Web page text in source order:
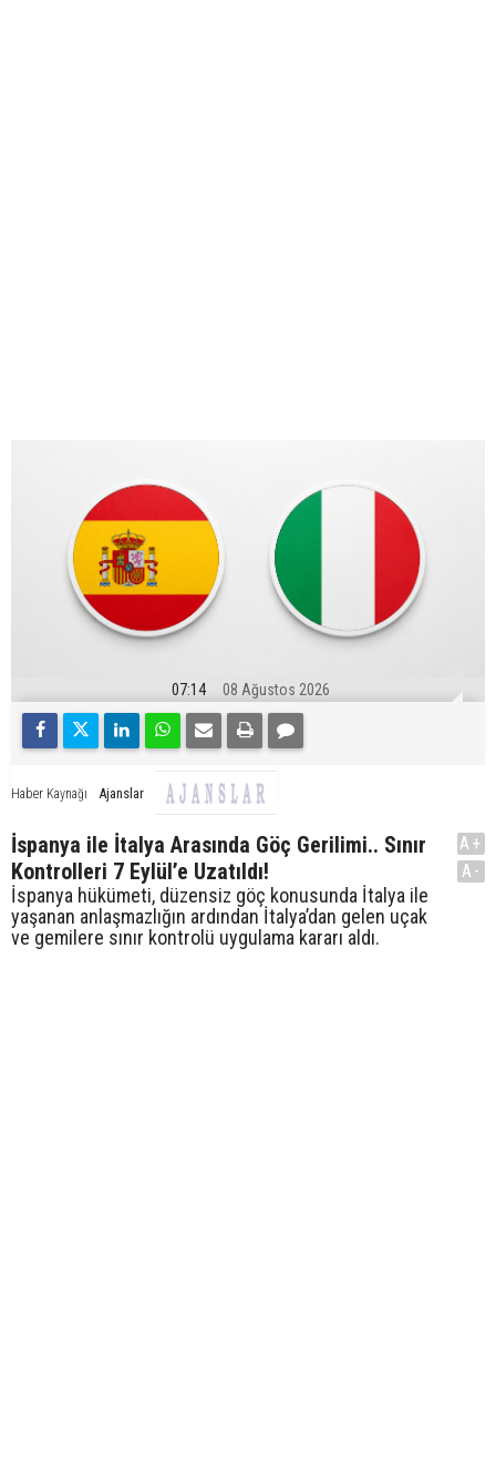
07:14 08 Ağustos 2026
Haber Kaynağı Ajanslar
İspanya ile İtalya Arasında Göç Gerilimi.. Sınır
Kontrolleri 7 Eylül’e Uzatıldı!
İspanya hükümeti, düzensiz göç konusunda İtalya ile
yaşanan anlaşmazlığın ardından İtalya’dan gelen uçak
ve gemilere sınır kontrolü uygulama kararı aldı.
A+
A-